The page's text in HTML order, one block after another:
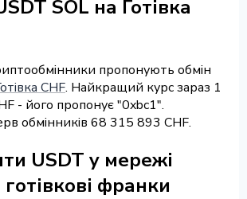
SOL на Готівка
пропонують обмін
CHF. Найкращий курс зараз 1
- його пропонує "0xbc1".
обмінників 68 315 893 CHF.
USDT у мережі
франки